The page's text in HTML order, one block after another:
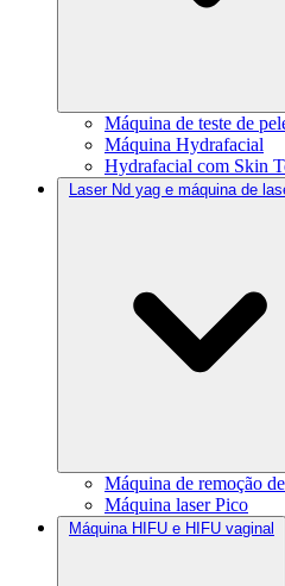
Máquina de teste de
Máquina Hydrafacial
Hydrafacial com Skin
Laser Nd yag e máquina de
Máquina de remoção
Máquina laser Pico
Máquina HIFU e HIFU vaginal